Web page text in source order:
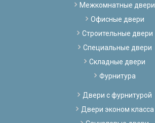
Межкомнатные двери
Офисные двери
Строительные двери
Специальные двери
Складные двери
Фурнитура
Двери с фурнитурой
Двери эконом класса